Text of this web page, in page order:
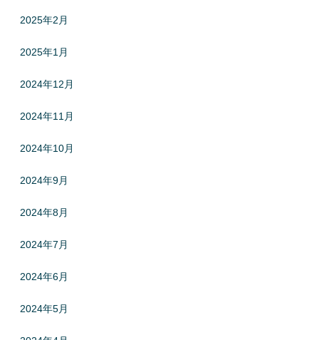
2025年2月
2025年1月
2024年12月
2024年11月
2024年10月
2024年9月
2024年8月
2024年7月
2024年6月
2024年5月